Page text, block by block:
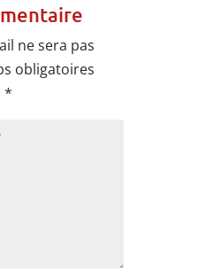
ne sera pas
obligatoires
*